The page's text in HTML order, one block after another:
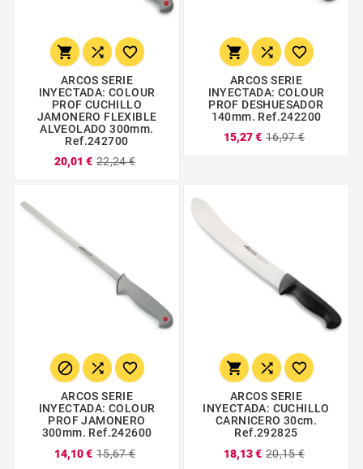
  
ARCOS SERIE
INYECTADA: COLOUR
PROF CUCHILLO
JAMONERO FLEXIBLE
ALVEOLADO 300mm.
Ref.242700
20,01 € 22,24 €
  
ARCOS SERIE
INYECTADA: COLOUR
PROF DESHUESADOR
140mm. Ref.242200
15,27 € 16,97 €
  
ARCOS SERIE
INYECTADA: COLOUR
PROF JAMONERO
300mm. Ref.242600
14,10 € 15,67 €
  
ARCOS SERIE
INYECTADA: CUCHILLO
CARNICERO 30cm.
Ref.292825
18,13 € 20,15 €